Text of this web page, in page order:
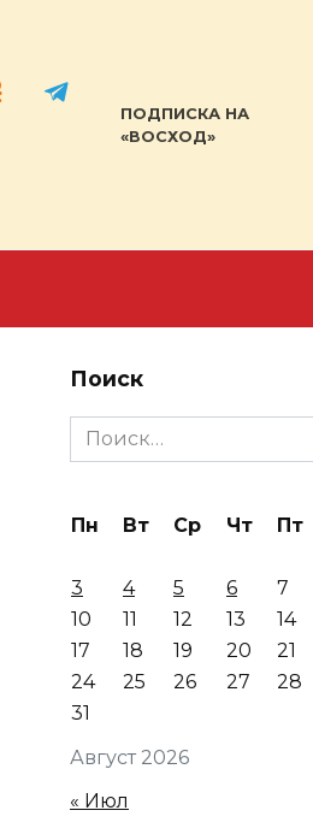
ПОДПИСКА НА
«ВОСХОД»
Поиск
Search
for:
Август 2026
Пн Вт Ср Чт Пт
3
4 5 6 7
10
11 12 13 14
17
18 19 20 21
24
25 26 27 28
31
« Июл